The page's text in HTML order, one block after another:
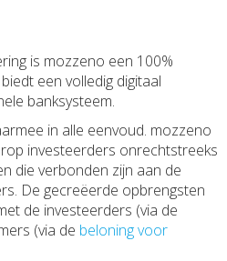
is mozzeno een 100%
een volledig digitaal
banksysteem.
in alle eenvoud. mozzeno
investeerders onrechtstreeks
die verbonden zijn aan de
De gecreëerde opbrengsten
de investeerders (via de
(via de beloning voor